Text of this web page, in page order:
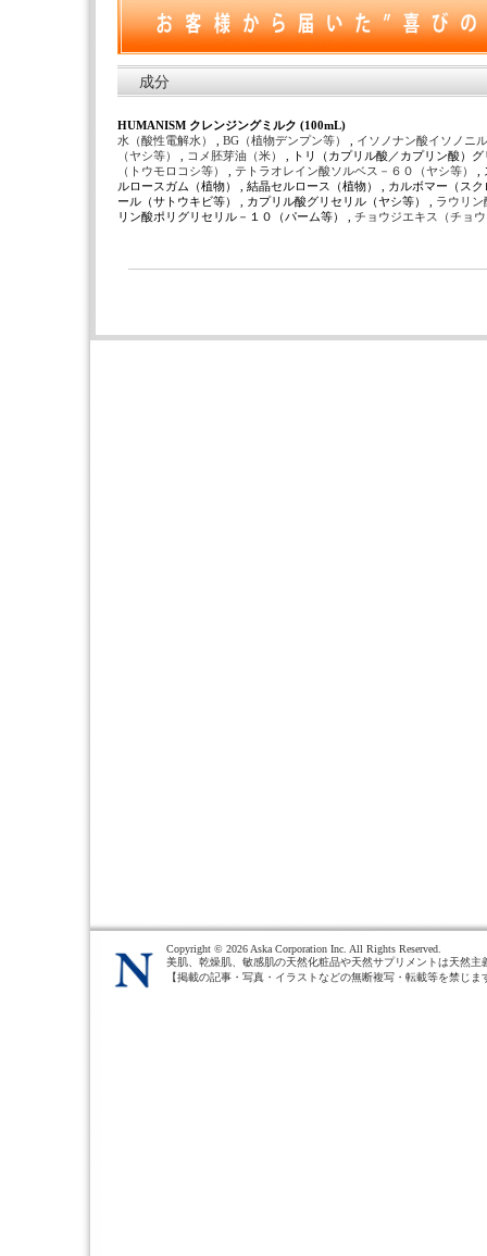
成分
HUMANISM クレンジングミルク (100mL)
水（酸性電解水）
BG（植物デンプン等）
イソノナン酸イソノニ
（ヤシ等）
コメ胚芽油（米）
, トリ（カプリル酸／カプリン酸）
（トウモロコシ等）
テトラオレイン酸ソルベス－６０（ヤシ等）
ルロースガム（植物） , 結晶セルロース（植物） , カルボマー（ス
ール（サトウキビ等） , カプリル酸グリセリル（ヤシ等） ,
ラウリ
リン酸ポリグリセリル－１０（パーム等） , チョウジエキス（チョ
Copyright © 2026 Aska Corporation Inc. All Rights Reserved.
美肌、乾燥肌、敏感肌の天然化粧品や天然サプリメントは天然主
【掲載の記事・写真・イラストなどの無断複写・転載等を禁じま